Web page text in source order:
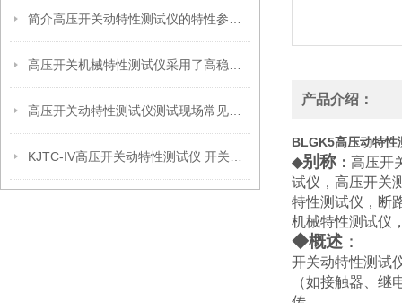
产品介绍：
BLGK5高压动特性
◆别称 ： 高压开
试仪，高压开关
特性测试仪，断
机械特性测试仪
◆概述 ：
开关动特性测试
（如接触器、继